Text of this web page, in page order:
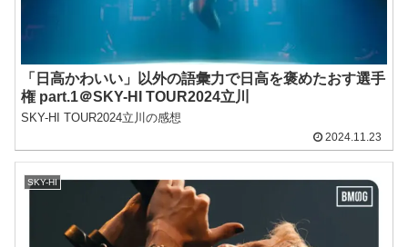
「日高かわいい」以外の語彙力で日高を褒めたおす選手
権 part.1＠SKY-HI TOUR2024立川
SKY-HI TOUR2024立川の感想
2024.11.23
SKY-HI